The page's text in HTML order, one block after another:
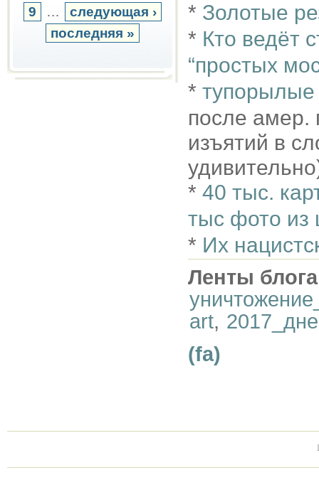
9
…
следующая ›
последняя »
* Золотые
* Кто ведёт
“простых
*
после амер.
изъятий в
* 40 тыс.
тыс фото из
* Их
Ленты
art,
(fa)